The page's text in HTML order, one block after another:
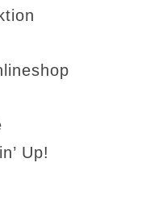
Up!